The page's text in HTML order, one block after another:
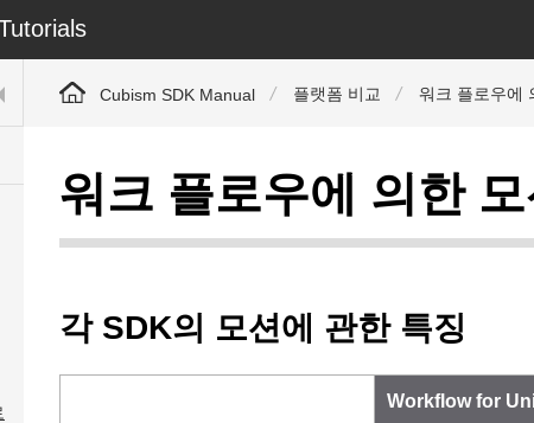
Cubism SDK Manual 플랫폼 비교 워크 플로우에
워크 플로우에 의한
각 SDK의 모션에 관한 특징
Workflow for